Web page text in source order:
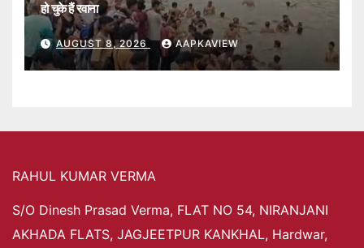
हो चुके हैं रवाना
AUGUST 8, 2026 AAPKAVIEW
RAHUL KUMAR VERMA
S/O Dinesh Prasad Verma, FLAT NO 54, NIRANJANI
AKHADA FLATS, JAGJEETPUR KANKHAL, Hardwar,